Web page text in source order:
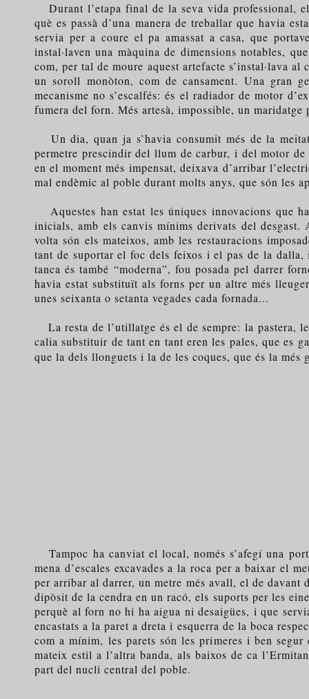
Durant l’etapa final de la seva vida professional,
què es passà d’una manera de treballar que havia
servia per a coure el pa amassat a casa, que
instal·laven una màquina de dimensions notables,
com, per tal de moure aquest artefacte s’instal·lava
un soroll monòton, com de cansament. Una gran
mecanisme no s’escalfés: és el radiador de motor
fumera del forn. Més artesà, impossible, un maridatge
Un dia, quan ja s’havia consumit més de la
permetre prescindir del llum de carbur, i del motor
en el moment més impensat, deixava d’arribar
mal endèmic al poble durant molts anys, que són les
Aquestes han estat les úniques innovacions que
inicials, amb els canvis mínims derivats del
volta són els mateixos, amb les restauracions
tant de suportar el foc dels feixos i el pas de la
tanca és també “moderna”, fou posada pel darrer
havia estat substituït als forns per un altre més
unes seixanta o setanta vegades cada fornada...
La resta de l’utillatge és el de sempre: la pastera,
calia substituir de tant en tant eren les pales, que es
que la dels llonguets i la de les coques, que és la més
Tampoc ha canviat el local, només s’afegí una
mena d’escales excavades a la roca per a baixar el
per arribar al darrer, un metre més avall, el de
dipòsit de la cendra en un racó, els suports per les
perquè al forn no hi ha aigua ni desaigües, i que
encastats a la paret a dreta i esquerra de la boca
com a mínim, les parets són les primeres i ben
mateix estil a l’altra banda, als baixos de ca
part del nucli central del poble.